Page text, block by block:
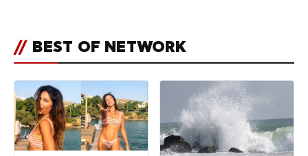
// BEST OF NETWORK